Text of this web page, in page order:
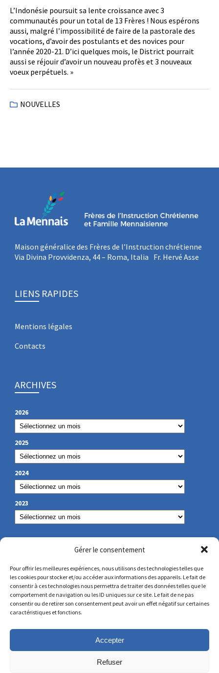
Gérer le consentement
Pour offrir les meilleures expériences, nous utilisons des technologies telles que
les cookies pour stocker et/ou accéder aux informations des appareils. Le fait de
consentir à ces technologies nous permettra de traiter des données telles que le
comportement de navigation ou les ID uniques sur ce site. Le fait de ne pas
consentir ou de retirer son consentement peut avoir un effet négatif sur certaines
caractéristiques et fonctions.
Accepter
Refuser
L’Indonésie poursuit sa lente croissance avec 3
communautés pour un total de 13 Frères ! Nous espérons
aussi, malgré l’impossibilité de faire de la pastorale des
vocations, d’avoir des postulants et des novices pour
l’année 2020-21. D’ici quelques mois, le District pourrait
aussi se réjouir d’avoir un nouveau profès et 3 nouveaux
voeux perpétuels. »
NOUVELLES
Maison généralice des Frères de l’Instruction chrétienne
Via Divina Provvidenza, 44 – Roma, Italia Fr. Hervé Asse
LIENS RAPIDES
Mentions légales
Contacts
ARCHIVES
2026
2025
2024
2023
NOS COORDONNÉES
secretariat@lamennais.org
protectionenfance@lamennais.org